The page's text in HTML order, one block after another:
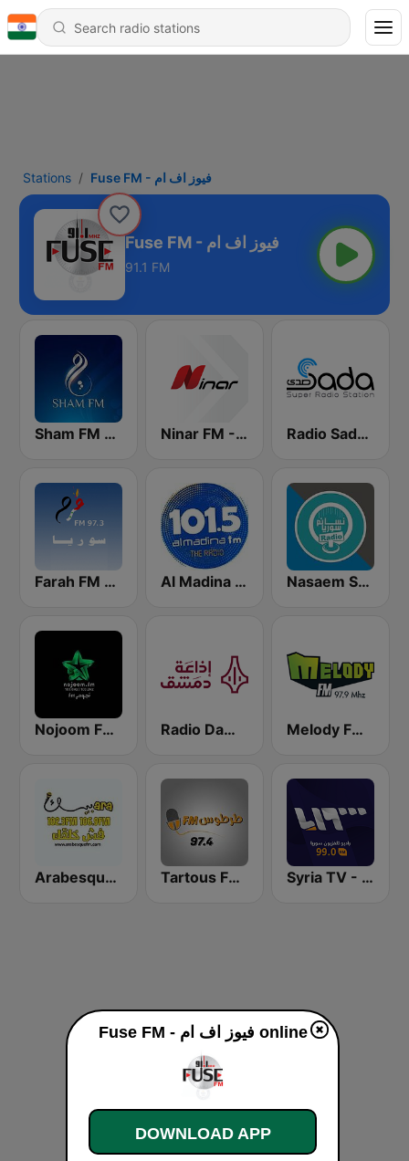
Stations Fuse FM - فيوز اف ام
Fuse FM - فيوز اف ام
91.1 FM
Sham FM - إذاعة شام إف إم Ninar FM - نينار اف ام Radio Sada (راديو صدى)
Farah FM - فرح إف إم Al Madina FM - المدينة Nasaem Syria Radio - راديو نسائم سوريا
Nojoom FM Syria نجوم اف ام سوريا Radio Damascus - راديو دمشق Melody FM (ميلودي إف إم)
Arabesque FM - أرابيسك اف ام Tartous FM طرطوس اف ام Syria TV - راديو تلفزيون سوريا
Fuse FM - فيوز اف ام online
DOWNLOAD APP